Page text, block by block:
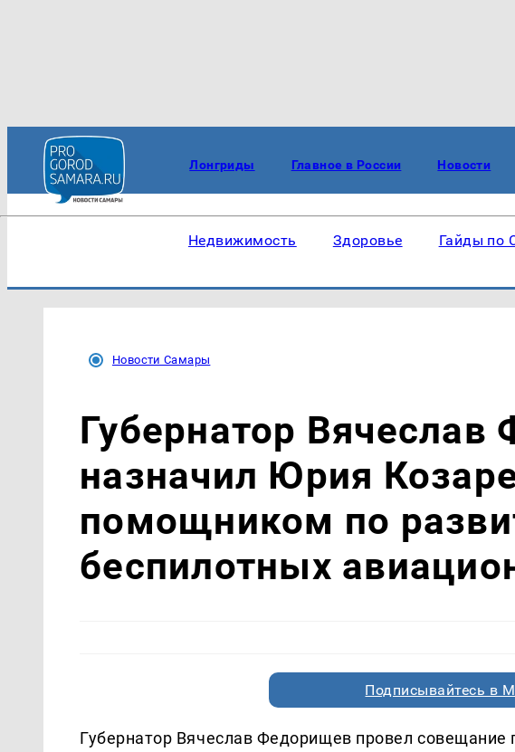
Лонгриды Главное в России Новости
Недвижимость Здоровье Гайды по
Новости Самары
Губернатор
назначил Юрия
помощником по
беспилотных
Подписывайтесь в
Губернатор Вячеслав Федорищев провел совещание